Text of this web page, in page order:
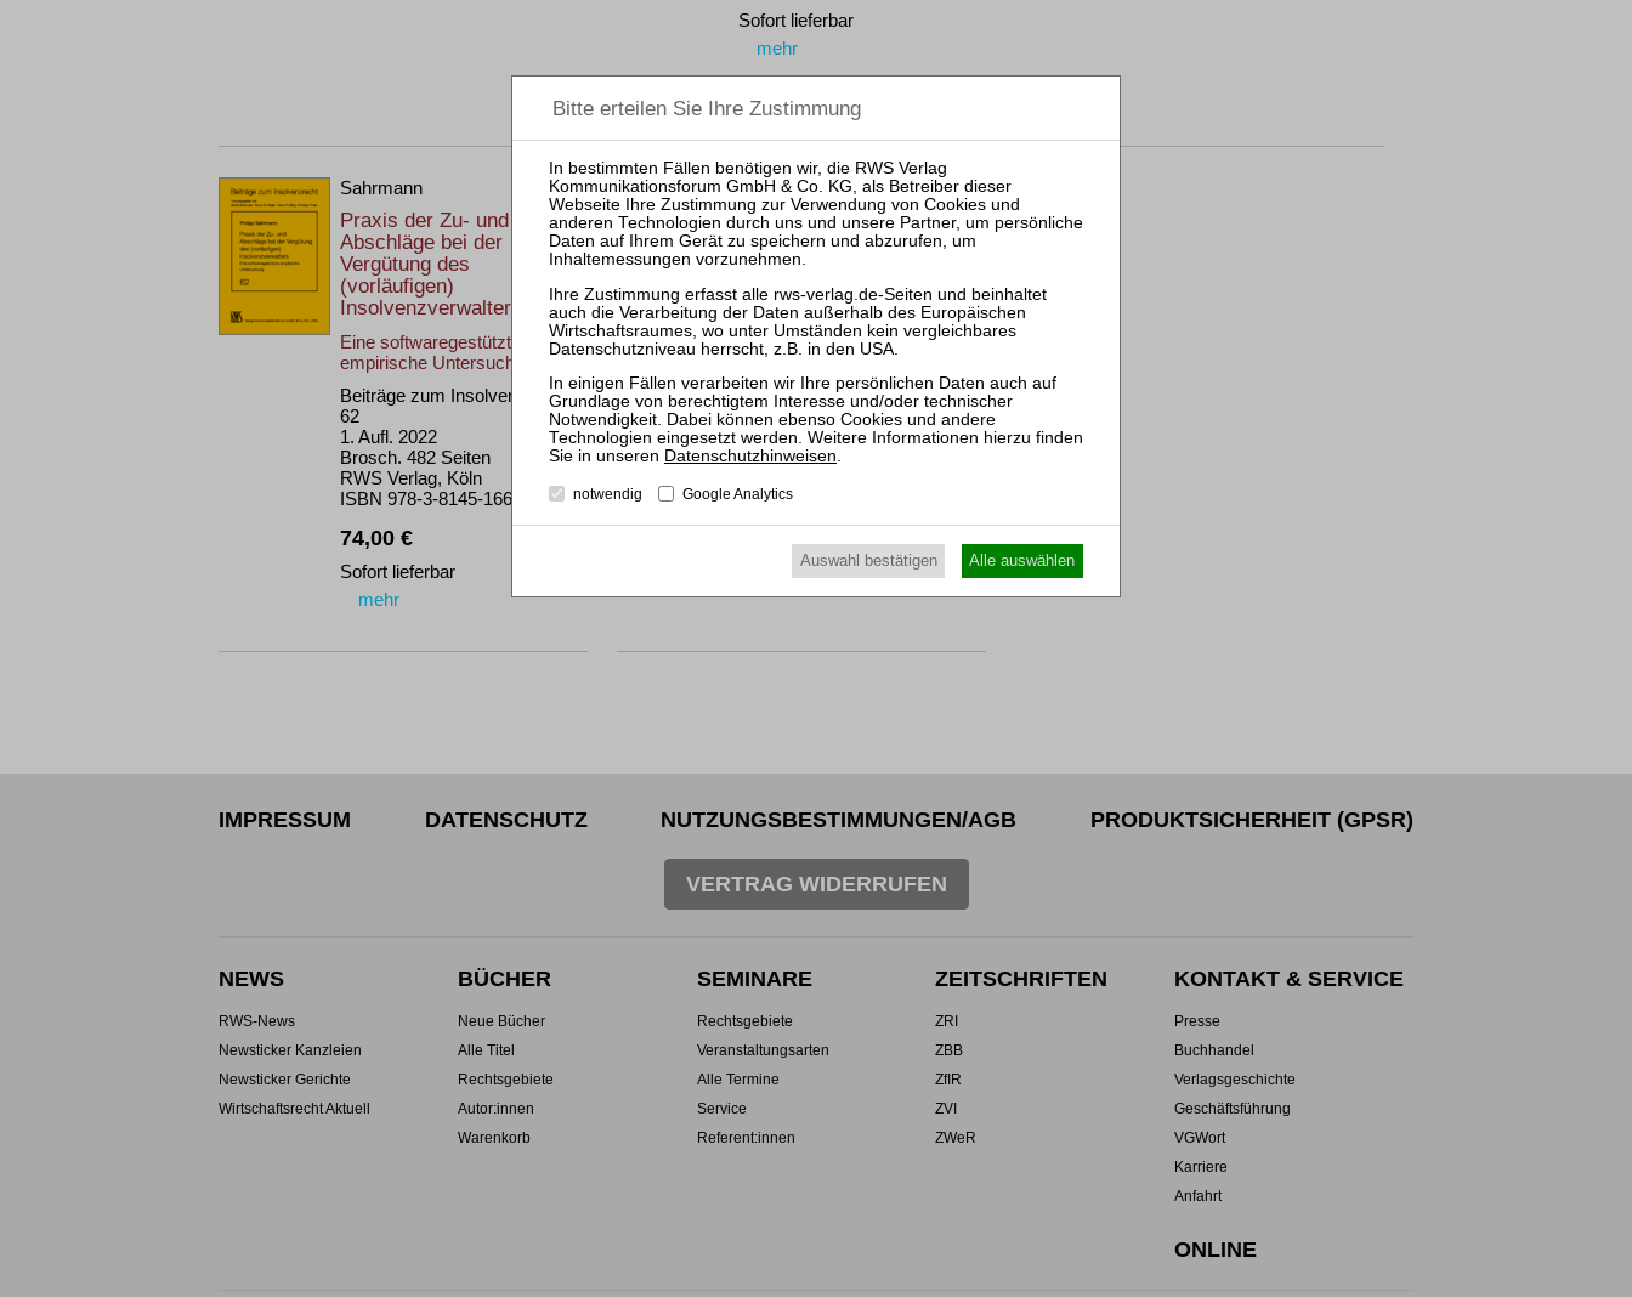
Sofort lieferbar
mehr
Sahrmann
Praxis der Zu- und
Abschläge bei der
Vergütung des
(vorläufigen)
Insolvenzverwalters
Eine softwaregestützte
empirische Untersuchung
Beiträge zum Insolvenzrecht
62
1. Aufl. 2022
Brosch. 482 Seiten
RWS Verlag, Köln
ISBN 978-3-8145-1662-2
74,00 €
Sofort lieferbar
mehr
Nickert / Kühne †
Unternehmensplanung in
Krise und Insolvenz
2., neu bearb. Aufl. 2019
Brosch. 288 Seiten
RWS Verlag, Köln
ISBN 978-3-8145-9379-1
64,00 €
Sofort lieferbar
mehr
IMPRESSUM DATENSCHUTZ NUTZUNGSBESTIMMUNGEN/AGB PRODUKTSICHERHEIT (GPSR)
VERTRAG WIDERRUFEN
NEWS
RWS-News
Newsticker Kanzleien
Newsticker Gerichte
Wirtschaftsrecht Aktuell
BÜCHER
Neue Bücher
Alle Titel
Rechtsgebiete
Autor:innen
Warenkorb
SEMINARE
Rechtsgebiete
Veranstaltungsarten
Alle Termine
Service
Referent:innen
ZEITSCHRIFTEN
ZRI
ZBB
ZfIR
ZVI
ZWeR
KONTAKT & SERVICE
Presse
Buchhandel
Verlagsgeschichte
Geschäftsführung
VGWort
Karriere
Anfahrt
ONLINE
Datenschutzhinweisen.
notwendig Google Analytics
Auswahl bestätigen Alle auswählen